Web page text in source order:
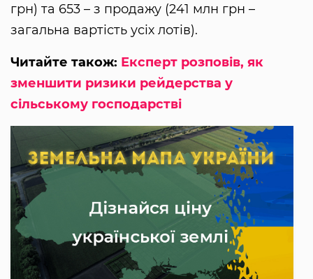
грн) та 653 – з продажу (241 млн грн –
загальна вартість усіх лотів).
Читайте також: Експерт розповів, як
зменшити ризики рейдерства у
сільському господарстві